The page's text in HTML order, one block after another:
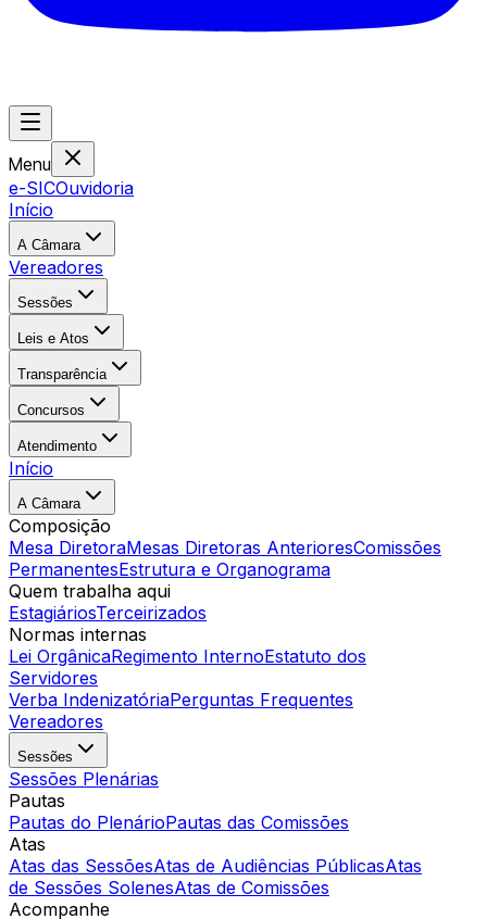
Menu
e-SICOuvidoria
Início
A Câmara
Vereadores
Sessões
Leis e Atos
Transparência
Concursos
Atendimento
Início
A Câmara
Composição
Mesa DiretoraMesas Diretoras AnterioresComissões
PermanentesEstrutura e Organograma
Quem trabalha aqui
EstagiáriosTerceirizados
Normas internas
Lei OrgânicaRegimento InternoEstatuto dos
Servidores
Verba IndenizatóriaPerguntas Frequentes
Vereadores
Sessões
Sessões Plenárias
Pautas
Pautas do PlenárioPautas das Comissões
Atas
Atas das SessõesAtas de Audiências PúblicasAtas
de Sessões SolenesAtas de Comissões
Acompanhe